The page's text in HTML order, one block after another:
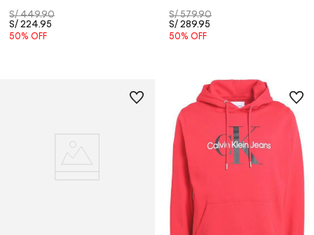
S/ 449.90
S/ 224.95
50% OFF
S/ 579.90
S/ 289.95
50% OFF